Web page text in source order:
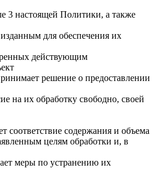
3 настоящей Политики, а также
для обеспечения их
действующим
решение о предоставлении
на их обработку свободно, своей
соответствие содержания и объема
целям обработки и, в
меры по устранению их